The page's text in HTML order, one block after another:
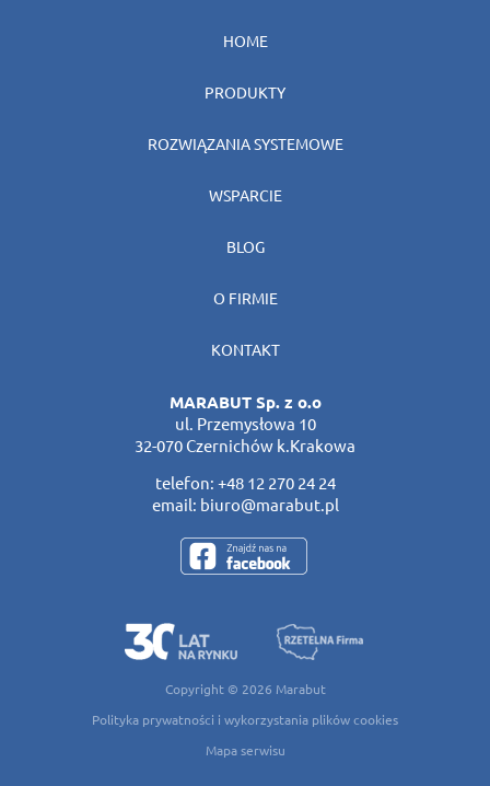
HOME
PRODUKTY
ROZWIĄZANIA SYSTEMOWE
WSPARCIE
BLOG
O FIRMIE
KONTAKT
MARABUT Sp. z o.o
ul. Przemysłowa 10
32-070 Czernichów k.Krakowa
telefon: +48 12 270 24 24
email: biuro@marabut.pl
Copyright © 2026 Marabut
Polityka prywatności i wykorzystania plików cookies
Mapa serwisu